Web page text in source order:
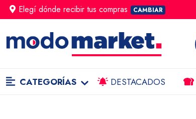
Elegí dónde recibir tus compras CAMBIAR
CATEGORÍAS DESTACADOS